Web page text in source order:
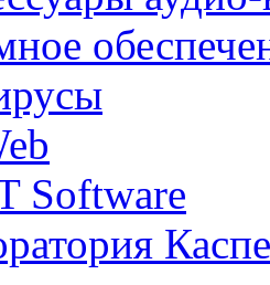
Software